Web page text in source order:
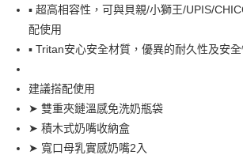
AFTEE先享後付是「在收到商品之後才付款」的支付
１．簡單：不需註冊會員、不需綁卡、不需儲值。
２．便利：只要手機號碼，簡訊認證，即可結帳。
【「AFTEE先享後付」結帳流程】
１．於結帳方式選擇「AFTEE先享後付」後，將跳轉
結帳頁面，進行簡訊認證並確認金額後，即可完成結
２．訂單成立數日內，您將收到繳費通知簡訊。
３．收到繳費通知簡訊後14天內，點擊此簡訊中的連
運送方式
付款後7-11取貨
每筆NT$80，滿NT$999(含以上)免運費
▪ 超高相容性，可與貝親/小獅王/UPIS/
配使用
▪ Tritan安心安全材質，優異的耐久性及安全
建議搭配使用
➤ 雙重夾鏈溫感免洗奶瓶袋
➤ 積木式奶嘴收納盒
➤ 寬口母乳實感奶嘴2入